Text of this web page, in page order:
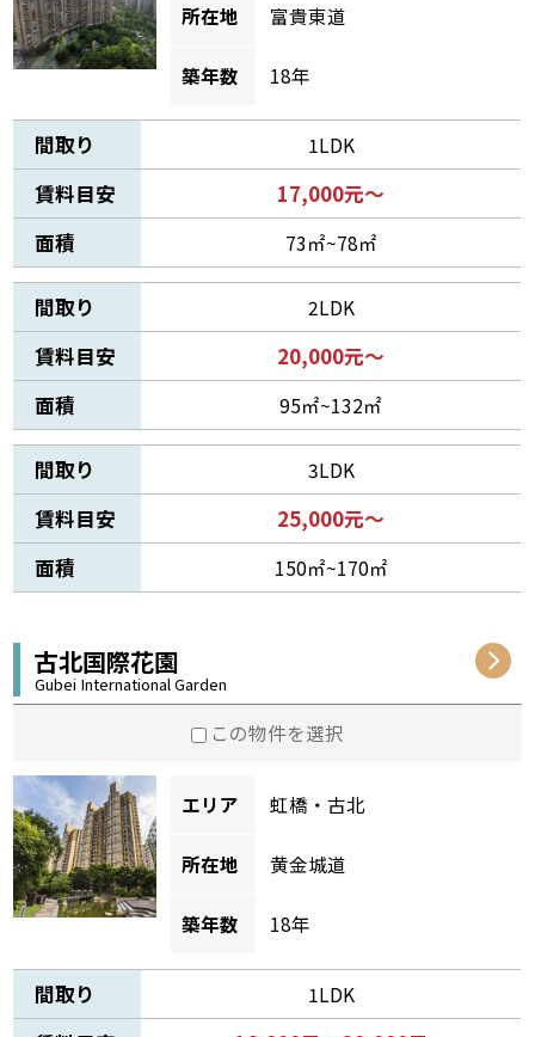
所在地 富貴東道
築年数 18年
間取り 1LDK
賃料目安
17,000元～
面積
73㎡~78㎡
間取り 2LDK
賃料目安
20,000元～
面積
95㎡~132㎡
間取り 3LDK
賃料目安
25,000元～
面積
150㎡~170㎡
古北国際花園
Gubei International Garden
この物件を選択
エリア 虹橋・古北
所在地 黄金城道
築年数 18年
間取り 1LDK